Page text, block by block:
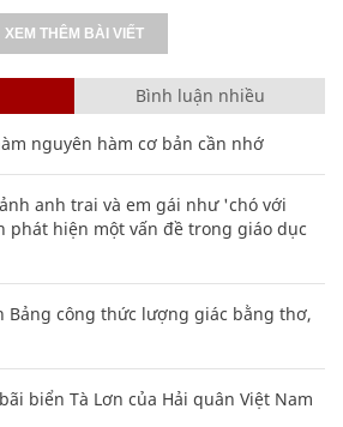
XEM THÊM BÀI VIẾT
Bình luận nhiều
nguyên hàm cơ bản cần nhớ
anh trai và em gái như 'chó với
phát hiện một vấn đề trong giáo dục
Bảng công thức lượng giác bằng thơ,
biển Tà Lơn của Hải quân Việt Nam